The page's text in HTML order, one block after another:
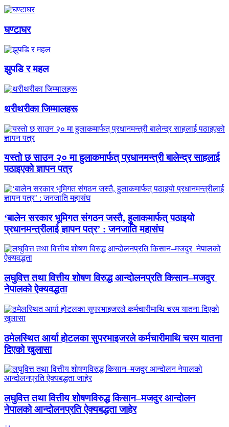
घण्टाघर
झुपडि र महल
थरीथरीका जिम्मालहरू
यस्तो छ साउन २० मा हुलाकमार्फत् प्रधानमन्त्री बालेन्द्र साहलाई
पठाइएको ज्ञापन पत्र
‘बालेन सरकार भूमिगत संगठन जस्तै, हुलाकमार्फत् पठाइयो
प्रधानमन्त्रीलाई ज्ञापन पत्र’ : जनजाति महासंघ
लघुवित्त तथा वित्तीय शोषण विरुद्ध आन्दोलनप्रति किसान–मजदुर
नेपालको ऐक्यवद्धता
ठमेलस्थित आर्या होटलका सुपरभाइजरले कर्मचारीमाथि चरम यातना
दिएको खुलासा
लघुवित्त तथा वित्तीय शोषणविरुद्ध किसान–मजदुर आन्दोलन
नेपालको आन्दोलनप्रति ऐक्यबद्धता जाहेर